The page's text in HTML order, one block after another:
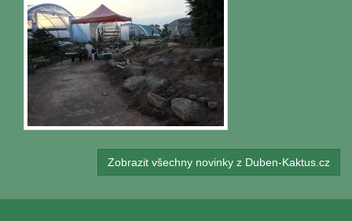
Zobrazit všechny novinky z Duben-Kaktus.cz